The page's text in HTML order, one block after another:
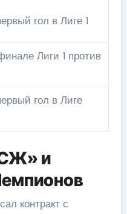
гол в Лиге 1
Лиги 1 против
гол в Лиге
и
контракт с